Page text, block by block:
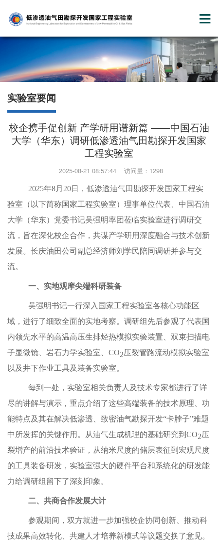
实验室要闻
校企携手促创新 产学研用谱新篇 ——中国石油
大学（华东）调研低渗透油气田勘探开发国家
工程实验室
2025-08-21 08:57:44 访问量：1298
2025年8月20日，低渗透油气田勘探开发国家工程实
验室（以下简称国家工程实验室）理事单位代表、中国石油
大学（华东）党委书记吴强明率团莅临实验室进行调研交
流，旨在深化校企合作，共谋产学研用深度融合与技术创新
发展。长庆油田公司副总经济师刘学民陪同调研并参与交
流。
一、实地观摩尖端科研装备
吴强明书记一行深入国家工程实验室各核心功能区
域，进行了细致全面的实地考察。调研组先后参观了代表国
内领先水平的高温高压生排烃热模拟实验装置、双束扫描电
子显微镜、岩石力学实验室、CO2压裂管路流动模拟实验室
以及井下作业工具及装备实验室。
每到一处，实验室相关负责人及技术专家都进行了详
尽的讲解与演示，重点介绍了这些高端装备的技术原理、功
能特点及其在解决低渗透、致密油气勘探开发“卡脖子”难题
中所发挥的关键作用。从油气生成机理的基础研究到CO2压
裂增产的前沿技术验证，从纳米尺度的储层表征到宏观尺度
的工具装备研发，实验室强大的硬件平台和系统化的研发能
力给调研组留下了深刻印象。
二、共商合作发展大计
参观期间，双方就进一步加强校企协同创新、推动科
技成果高效转化、共建人才培养新模式等议题交换了意见。